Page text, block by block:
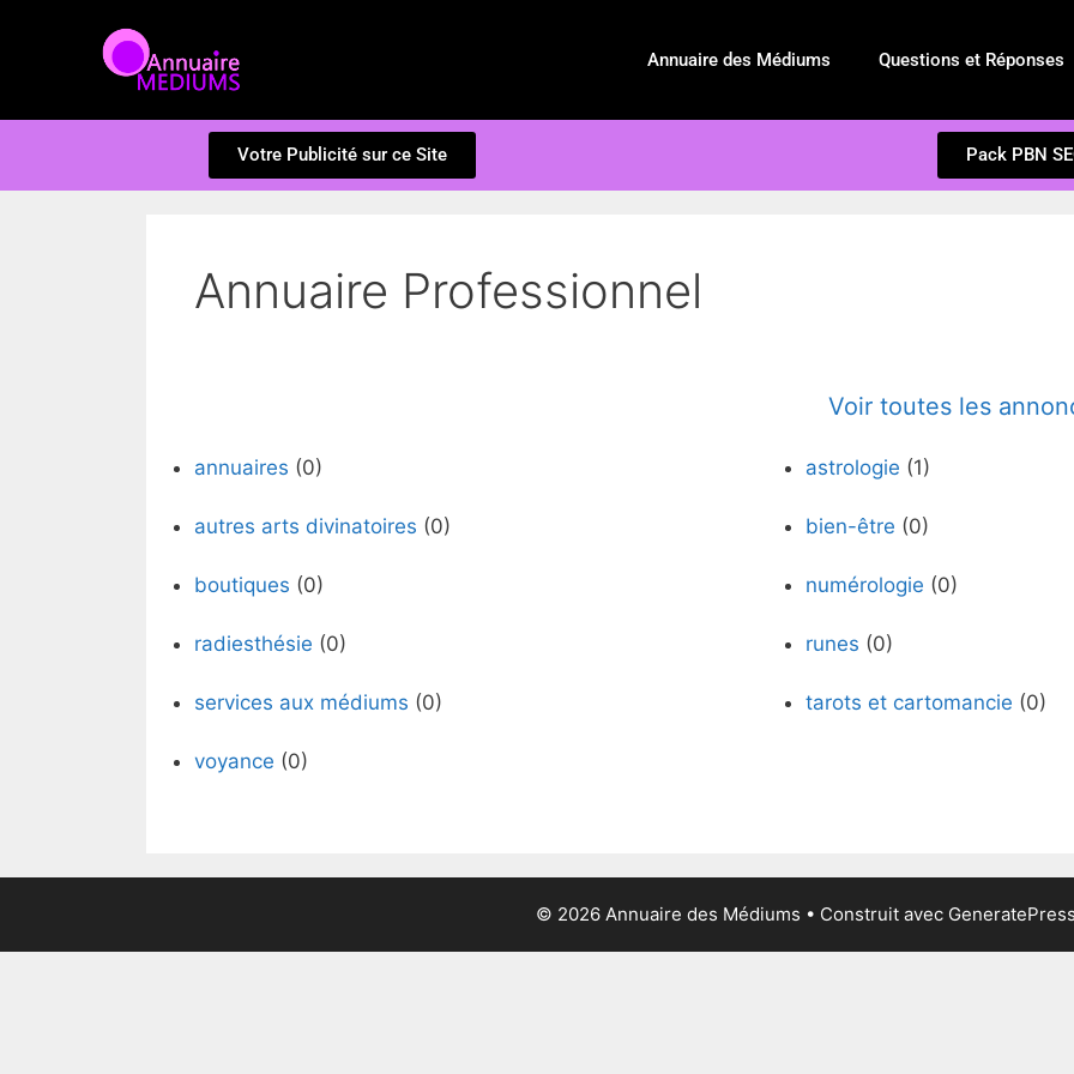
Annuaire des Médiums Questions et Réponses
Votre Publicité sur ce Site Pack PBN
Annuaire Professionnel
Voir toutes les
annuaires (0) astrologie (1)
autres arts divinatoires (0) bien-être (0)
boutiques (0) numérologie (0)
radiesthésie (0) runes (0)
services aux médiums (0) tarots et cartomancie (0)
voyance (0)
© 2026 Annuaire des Médiums • Construit avec